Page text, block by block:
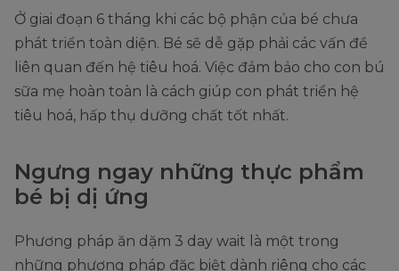
Ở giai đoạn 6 tháng khi các bộ phận của bé chưa
phát triển toàn diện. Bé sẽ dễ gặp phải các vấn đề
liên quan đến hệ tiêu hoá. Việc đảm bảo cho con bú
sữa mẹ hoàn toàn là cách giúp con phát triển hệ
tiêu hoá, hấp thụ dưỡng chất tốt nhất.
Ngưng ngay những thực phẩm
bé bị dị ứng
Phương pháp ăn dặm 3 day wait là một trong
những phương pháp đặc biệt dành riêng cho các